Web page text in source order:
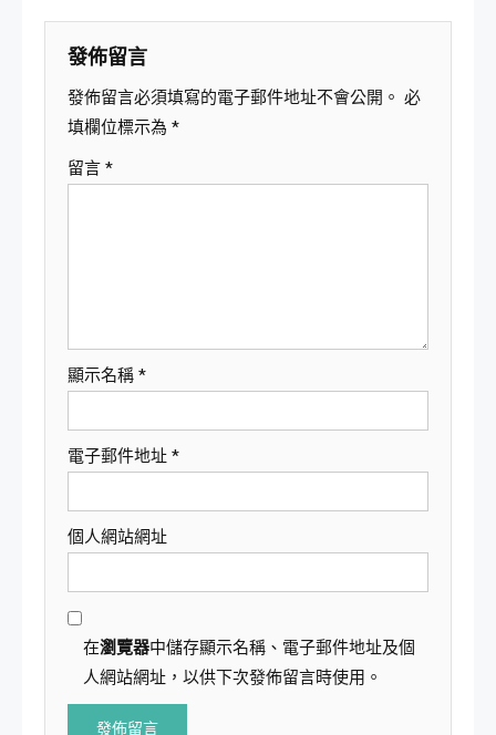
覽
發佈留言
發佈留言必須填寫的電子郵件地址不會公開。 必
填欄位標示為 *
留言 *
顯示名稱 *
電子郵件地址 *
個人網站網址
在瀏覽器中儲存顯示名稱、電子郵件地址及個
人網站網址，以供下次發佈留言時使用。